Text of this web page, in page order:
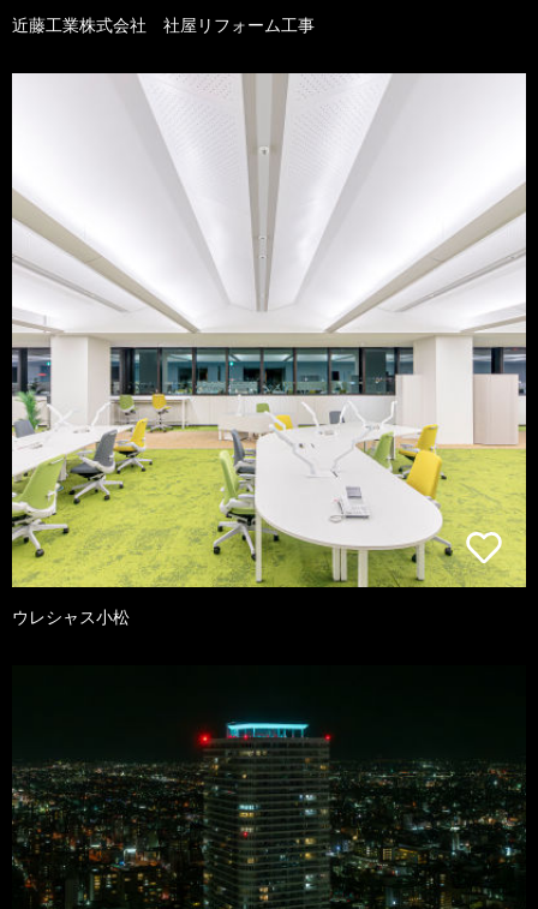
近藤工業株式会社 社屋リフォーム工事
ウレシャス小松